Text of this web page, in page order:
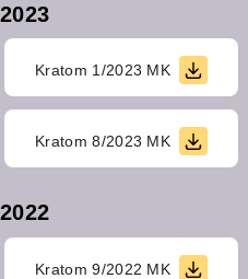
2023
Kratom 1/2023 MK
Kratom 8/2023 MK
2022
Kratom 9/2022 MK